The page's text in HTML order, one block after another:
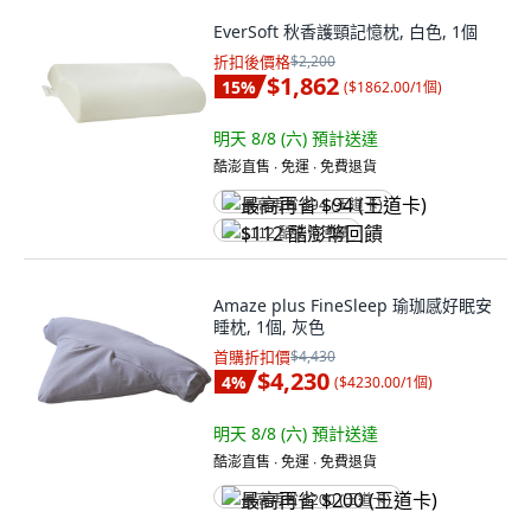
EverSoft 秋香護頸記憶枕, 白色, 1個
折扣後價格$2,200
15% $1,862 ($1862.00/1個)
明天 8/8 (六) 預計送達
酷澎直售 ∙ 免運 ∙ 免費退貨
最高再省 $94 (王道卡)
$112 酷澎幣回饋
Amaze plus FineSleep 瑜珈感好眠安
睡枕, 1個, 灰色
首購折扣價$4,430
4% $4,230 ($4230.00/1個)
明天 8/8 (六) 預計送達
酷澎直售 ∙ 免運 ∙ 免費退貨
最高再省 $200 (王道卡)